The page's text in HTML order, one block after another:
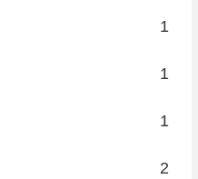
1
1
1
2